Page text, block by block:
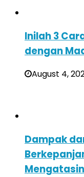
Inilah 3
dengan
August 4,
Dampak